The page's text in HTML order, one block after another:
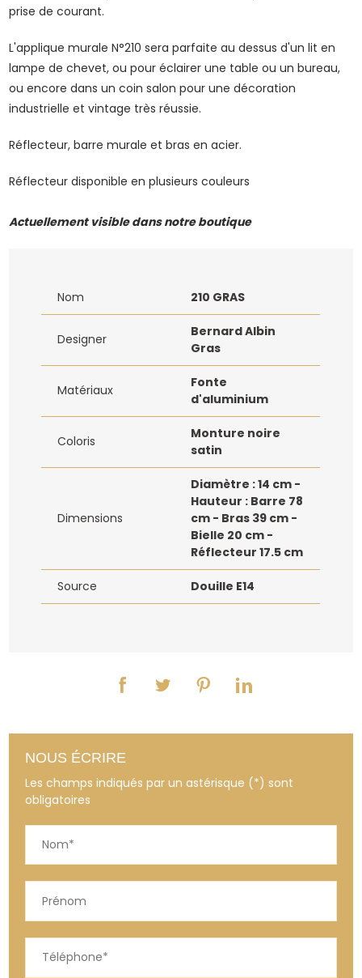
prise de courant.
L'applique murale N°210 sera parfaite au dessus d'un lit en
lampe de chevet, ou pour éclairer une table ou un bureau,
ou encore dans un coin salon pour une décoration
industrielle et vintage très réussie.
Réflecteur, barre murale et bras en acier.
Réflecteur disponible en plusieurs couleurs
Actuellement visible dans notre boutique
Nom 210 GRAS
Designer
Bernard Albin
Gras
Matériaux
Fonte
d'aluminium
Coloris
Monture noire
satin
Dimensions
Diamètre : 14 cm -
Hauteur : Barre 78
cm - Bras 39 cm -
Bielle 20 cm -
Réflecteur 17.5 cm
Source Douille E14
NOUS ÉCRIRE
Les champs indiqués par un astérisque (*) sont
obligatoires